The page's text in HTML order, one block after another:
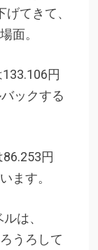
てきて、
面。
円
ックする
円
ます。
は、
うろして